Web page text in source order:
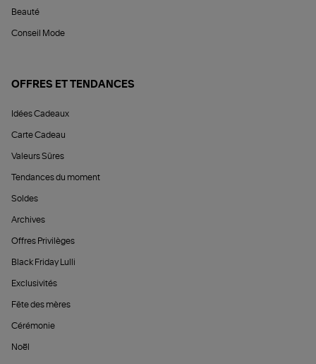
Beauté
Conseil Mode
OFFRES ET TENDANCES
Idées Cadeaux
Carte Cadeau
Valeurs Sûres
Tendances du moment
Soldes
Archives
Offres Privilèges
Black Friday Lulli
Exclusivités
Fête des mères
Cérémonie
Noël